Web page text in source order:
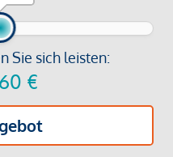
Sie sich leisten:
€